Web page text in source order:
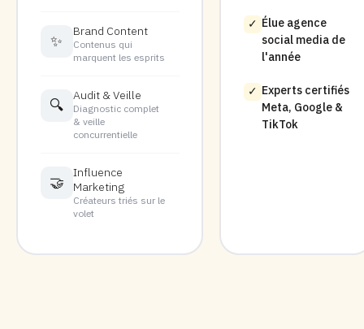
✨
Brand Content
Contenus qui
marquent les esprits
🔍
Audit & Veille
Diagnostic complet
& veille
concurrentielle
🤝
Influence
Marketing
Créateurs triés sur le
volet
✓ Élue agence
social media de
l'année
✓ Experts certifiés
Meta, Google &
TikTok